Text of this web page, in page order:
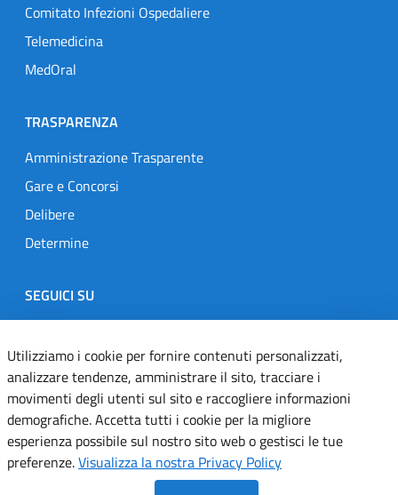
Comitato Infezioni Ospedaliere
Telemedicina
MedOral
TRASPARENZA
Amministrazione Trasparente
Gare e Concorsi
Delibere
Determine
SEGUICI SU
Designers Italia
TwitterInstagramYoutubeLinkedin
Dichiarazione di accessibilità
Informativa cookie
Utilizziamo i cookie per fornire contenuti personalizzati,
analizzare tendenze, amministrare il sito, tracciare i
movimenti degli utenti sul sito e raccogliere informazioni
demografiche. Accetta tutti i cookie per la migliore
esperienza possibile sul nostro sito web o gestisci le tue
preferenze.Visualizza la nostra Privacy Policy